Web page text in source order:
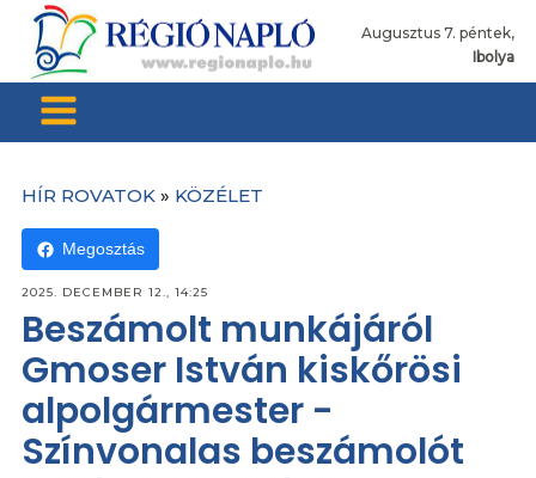
Augusztus 7. péntek,
Ibolya
HÍR ROVATOK » KÖZÉLET
Megosztás
2025. DECEMBER 12., 14:25
Beszámolt munkájáról
Gmoser István kiskőrösi
alpolgármester -
Színvonalas beszámolót